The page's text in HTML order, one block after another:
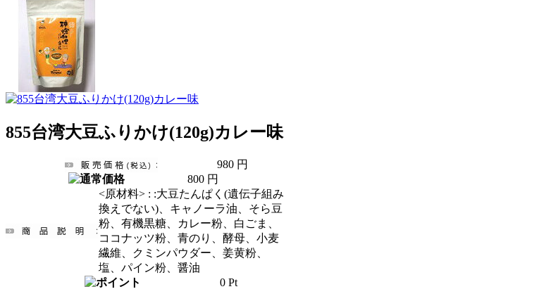
855台湾大豆ふりかけ(120g)カレー味
980 円
800 円
<原材料> : :大豆たんぱく(遺伝子組み
換えでない)、キャノーラ油、そら豆
粉、有機黒糖、カレー粉、白ごま、
ココナッツ粉、青のり、酵母、小麦
繊維、クミンパウダー、姜黄粉、
塩、パイン粉、醤油
0 Pt